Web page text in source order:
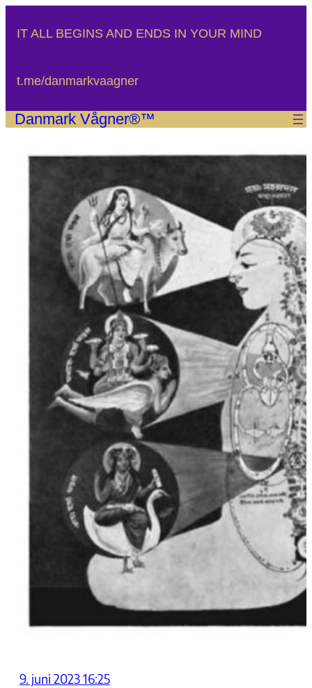
IT ALL BEGINS AND ENDS IN YOUR MIND
t.me/danmarkvaagner
Danmark Vågner®™
9. juni 2023 16:25